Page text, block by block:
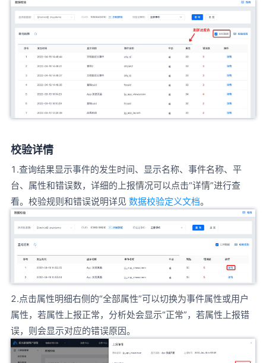
校验详情
1.查询结果显示事件的发生时间、显示名称、事件名称、平
台、属性和错误数，详细的上报情况可以点击“详情”进行查
看。校验规则和错误说明详见 数据校验定义文档。
2.点击属性明细右侧的“全部属性”可以切换为事件属性或用户
属性，若属性上报正常，分析处会显示“正常”，若属性上报错
误，则会显示对应的错误原因。